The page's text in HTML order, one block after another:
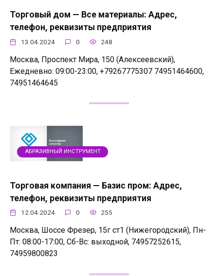
Торговый дом — Все материалы: Адрес,
телефон, реквизиты предприятия
13.04.2024 0 248
Москва, Проспект Мира, 150 (Алексеевский),
Ежедневно: 09:00-23:00, +79267775307 74951464600,
74951464645
АБРАЗИВНЫЙ ИНСТРУМЕНТ
Торговая компания — Базис пром: Адрес,
телефон, реквизиты предприятия
12.04.2024 0 255
Москва, Шоссе Фрезер, 15г ст1 (Нижегородский), Пн-
Пт: 08:00-17:00, Сб-Вс: выходной, 74957252615,
74959800823